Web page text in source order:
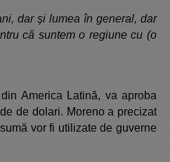
dar şi lumea în general, dar
că suntem o regiune cu (o
America Latină, va aproba
de dolari. Moreno a precizat
vor fi utilizate de guverne